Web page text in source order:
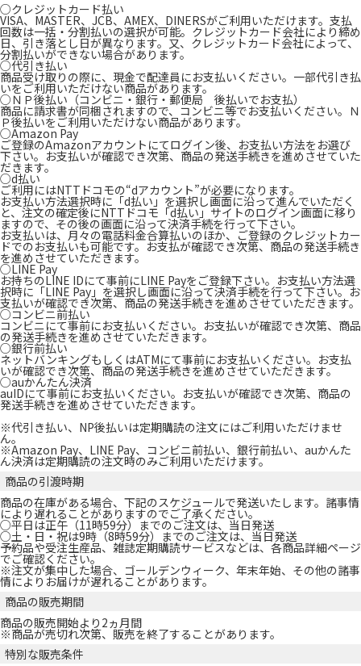
○クレジットカード払い
VISA、MASTER、JCB、AMEX、DINERSがご利用いただけます。支払
回数は一括・分割払いの選択が可能。クレジットカード会社により締め
日、引き落とし日が異なります。又、クレジットカード会社によって、
分割払いができない場合があります。
○代引き払い
商品受け取りの際に、現金で配達員にお支払いください。一部代引き払
いをご利用いただけない商品があります。
○ＮＰ後払い（コンビニ・銀行・郵便局 後払いでお支払）
商品に請求書が同梱されますので、コンビニ等でお支払いください。Ｎ
Ｐ後払いをご利用いただけない商品があります。
○Amazon Pay
ご登録のAmazonアカウントにてログイン後、お支払い方法をお選び
下さい。お支払いが確認でき次第、商品の発送手続きを進めさせていた
だきます。
○d払い
ご利用にはNTTドコモの“dアカウント”が必要になります。
お支払い方法選択時に「d払い」を選択し画面に沿って進んでいただく
と、注文の確定後にNTTドコモ「d払い」サイトのログイン画面に移り
ますので、その後の画面に沿って決済手続を行って下さい。
お支払いは、月々の電話料金合算払いのほか、ご登録のクレジットカー
ドでのお支払いも可能です。お支払が確認でき次第、商品の発送手続き
を進めさせていただきます。
○LINE Pay
お持ちのLINE IDにて事前にLINE Payをご登録下さい。お支払い方法選
択時に「LINE Pay」を選択し画面に沿って決済手続を行って下さい。お
支払いが確認でき次第、商品の発送手続きを進めさせていただきます。
○コンビニ前払い
コンビニにて事前にお支払いください。お支払いが確認でき次第、商品
の発送手続きを進めさせていただきます。
○銀行前払い
ネットバンキングもしくはATMにて事前にお支払いください。お支払
いが確認でき次第、商品の発送手続きを進めさせていただきます。
○auかんたん決済
auIDにて事前にお支払いください。お支払いが確認でき次第、商品の
発送手続きを進めさせていただきます。
※代引き払い、NP後払いは定期購読の注文にはご利用いただけませ
ん。
※Amazon Pay、LINE Pay、コンビニ前払い、銀行前払い、auかんた
ん決済は定期購読の注文時のみご利用いただけます。
商品の引渡時期
商品の在庫がある場合、下記のスケジュールで発送いたします。諸事情
により遅れることがありますのでご了承ください。
○平日は正午（11時59分）までのご注文は、当日発送
○土・日・祝は9時（8時59分）までのご注文は、当日発送
予約品や受注生産品、雑誌定期購読サービスなどは、各商品詳細ページ
でご確認ください｡
※注文が集中した場合、ゴールデンウィーク、年末年始、その他の諸事
情によりお届けが遅れることがあります。
商品の販売期間
商品の販売開始より2ヵ月間
※商品が売切れ次第、販売を終了することがあります。
特別な販売条件